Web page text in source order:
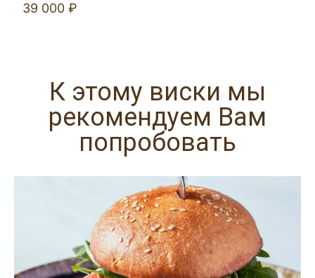
39 000 ₽
К этому виски мы
рекомендуем Вам
попробовать